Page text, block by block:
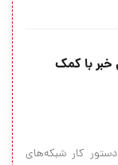
با کمک
کار شبکه‌های